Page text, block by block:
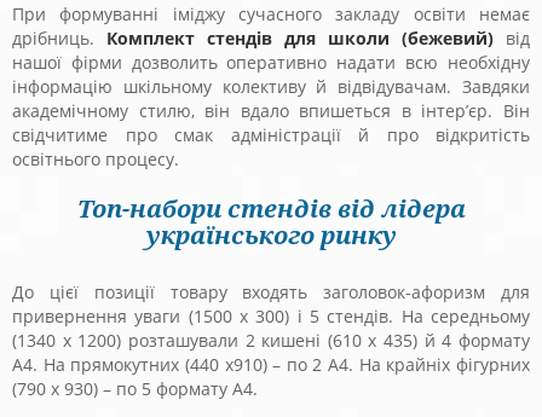
При формуванні іміджу сучасного закладу освіти немає
дрібниць. Комплект стендів для школи (бежевий) від
нашої фірми дозволить оперативно надати всю необхідну
інформацію шкільному колективу й відвідувачам. Завдяки
академічному стилю, він вдало впишеться в інтер’єр. Він
свідчитиме про смак адміністрації й про відкритість
освітнього процесу.
Топ-набори стендів від лідера
українського ринку
До цієї позиції товару входять заголовок-афоризм для
привернення уваги (1500 х 300) і 5 стендів. На середньому
(1340 х 1200) розташували 2 кишені (610 х 435) й 4 формату
А4. На прямокутних (440 х910) – по 2 А4. На крайніх фігурних
(790 х 930) – по 5 формату А4.